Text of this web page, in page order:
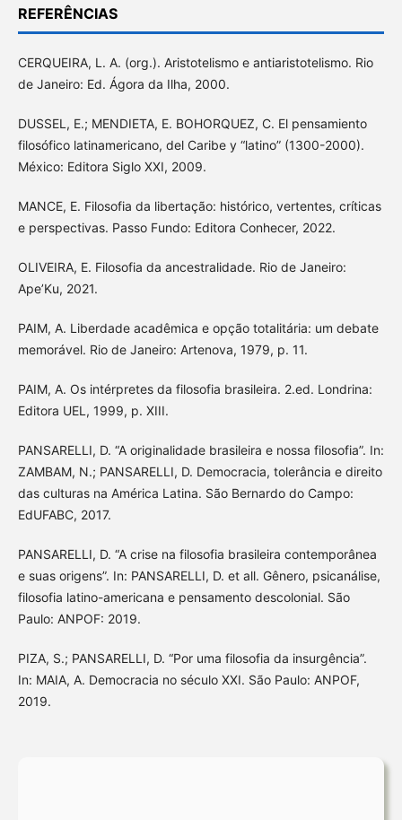
REFERÊNCIAS
CERQUEIRA, L. A. (org.). Aristotelismo e antiaristotelismo. Rio
de Janeiro: Ed. Ágora da Ilha, 2000.
DUSSEL, E.; MENDIETA, E. BOHORQUEZ, C. El pensamiento
filosófico latinamericano, del Caribe y “latino” (1300-2000).
México: Editora Siglo XXI, 2009.
MANCE, E. Filosofia da libertação: histórico, vertentes, críticas
e perspectivas. Passo Fundo: Editora Conhecer, 2022.
OLIVEIRA, E. Filosofia da ancestralidade. Rio de Janeiro:
Ape’Ku, 2021.
PAIM, A. Liberdade acadêmica e opção totalitária: um debate
memorável. Rio de Janeiro: Artenova, 1979, p. 11.
PAIM, A. Os intérpretes da filosofia brasileira. 2.ed. Londrina:
Editora UEL, 1999, p. XIII.
PANSARELLI, D. “A originalidade brasileira e nossa filosofia”. In:
ZAMBAM, N.; PANSARELLI, D. Democracia, tolerância e direito
das culturas na América Latina. São Bernardo do Campo:
EdUFABC, 2017.
PANSARELLI, D. “A crise na filosofia brasileira contemporânea
e suas origens”. In: PANSARELLI, D. et all. Gênero, psicanálise,
filosofia latino-americana e pensamento descolonial. São
Paulo: ANPOF: 2019.
PIZA, S.; PANSARELLI, D. “Por uma filosofia da insurgência”.
In: MAIA, A. Democracia no século XXI. São Paulo: ANPOF,
2019.